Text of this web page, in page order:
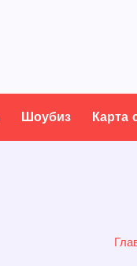
Шоубиз Карта